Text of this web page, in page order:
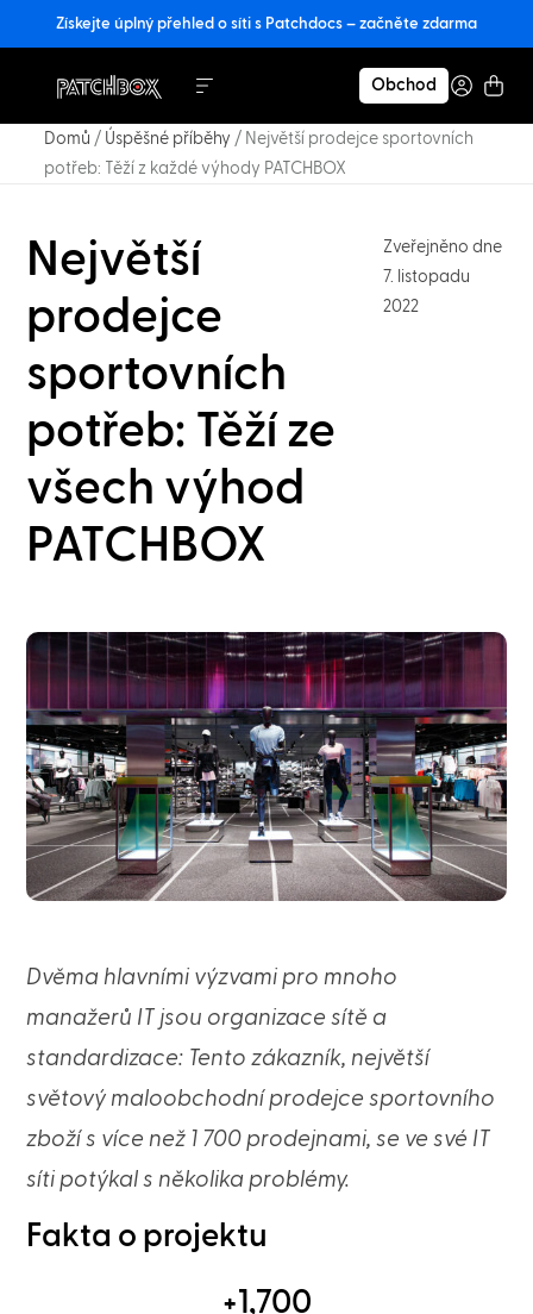
Získejte úplný přehled o síti s Patchdocs – začněte zdarma
Obchod
Domů / Úspěšné příběhy / Největší prodejce sportovních
potřeb: Těží z každé výhody PATCHBOX
Největší
prodejce
sportovních
potřeb: Těží ze
všech výhod
PATCHBOX
Zveřejněno dne
7. listopadu
2022
Dvěma hlavními výzvami pro mnoho
manažerů IT jsou organizace sítě a
standardizace: Tento zákazník, největší
světový maloobchodní prodejce sportovního
zboží s více než 1 700 prodejnami, se ve své IT
síti potýkal s několika problémy.
Fakta o projektu
+1,700